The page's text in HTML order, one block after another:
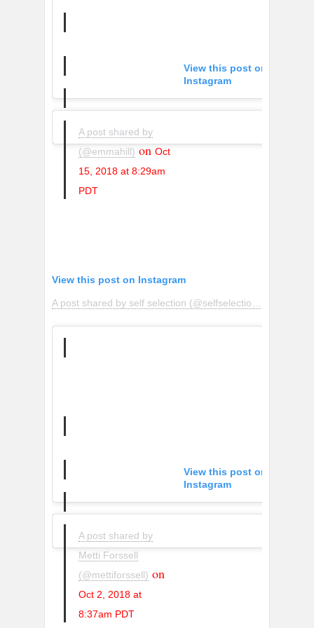
View this post on
Instagram
A post shared by
(@emmahill)onOct
15, 2018 at 8:29am
PDT
View this post on Instagram
A post shared by self selection (@selfselection)
View this post on
Instagram
A post shared by
Metti Forssell
(@mettiforssell) on
Oct 2, 2018 at
8:37am PDT